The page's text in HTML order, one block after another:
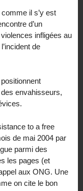
il s’y est
d’un
infligées au
de
envahisseurs,
to a free
de mai 2004 par
parmi des
les pages (et
aux ONG. Une
on cite le bon